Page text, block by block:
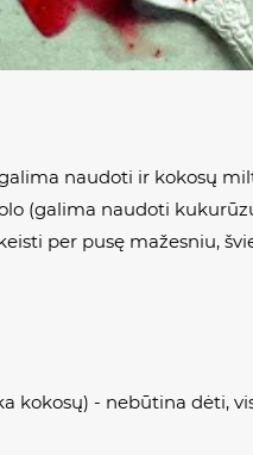
naudoti ir kokosų
(galima naudoti
per pusę mažesniu,
kokosų) - nebūtina dėti,